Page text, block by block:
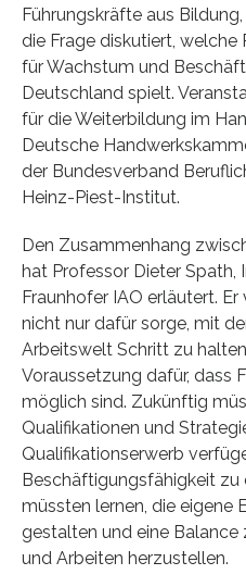
Führungskräfte aus
die Frage diskutiert, welche
für Wachstum und
Deutschland spielt.
für die Weiterbildung im
Deutsche
der Bundesverband
Heinz-Piest-Institut.
Den Zusammenhang
hat Professor Dieter Spath,
Fraunhofer IAO erläutert.
nicht nur dafür sorge, mit
Arbeitswelt Schritt zu
Voraussetzung dafür, dass
möglich sind. Zukünftig
Qualifikationen und
Qualifikationserwerb
Beschäftigungsfähigkeit zu
müssten lernen, die eigene
gestalten und eine Balance
und Arbeiten herzustellen.